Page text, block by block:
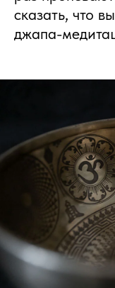
сказать, что
джапа-